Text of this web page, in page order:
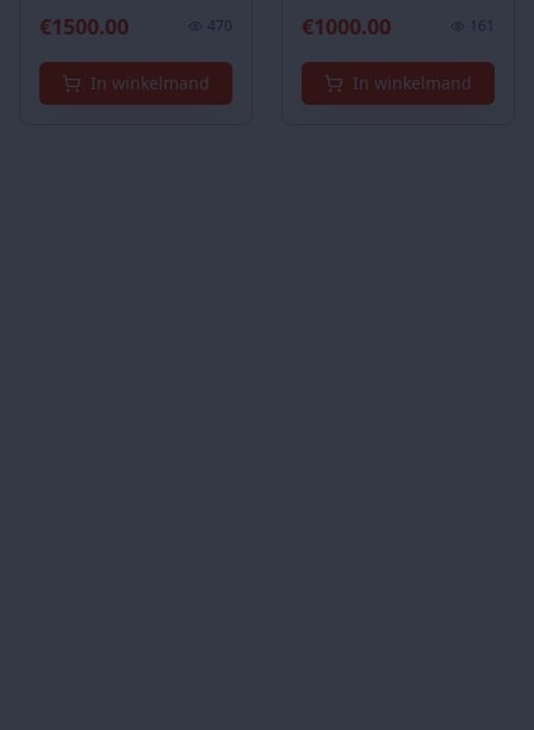
CDJ 3000 +1x Pioneer
DJM-A9 Mixer, 2x
Pioneer CDJ-3000 +1x
AlphaTheta Euphonia,
€1500.00 470
In winkelmand
Toetsenbord, Ketron
SD7, Ketron SD80,
Ketron SD90 Arranger
Module, Nord Electro
€1000.00 161
In winkelmand